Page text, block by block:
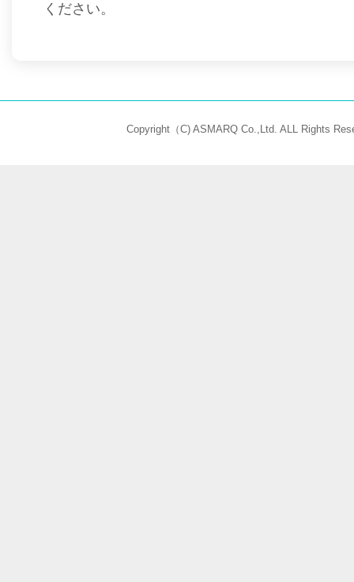
ください。
Copyright（C) ASMARQ Co.,Ltd. ALL Rights